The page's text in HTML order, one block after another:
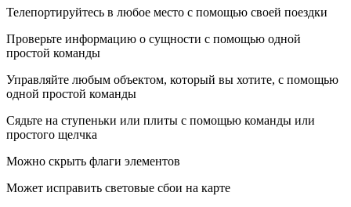
Телепортируйтесь в любое место с помощью своей поездки
Проверьте информацию о сущности с помощью одной
простой команды
Управляйте любым объектом, который вы хотите, с помощью
одной простой команды
Сядьте на ступеньки или плиты с помощью команды или
простого щелчка
Можно скрыть флаги элементов
Может исправить световые сбои на карте